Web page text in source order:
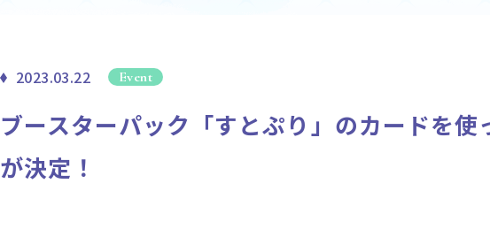
Event
イベント
Card List
カードリスト
Rule / Q&A
ルール/Q&A
2023.03.22 Event
ブースターパック「すとぷり」のカードを使
が決定！